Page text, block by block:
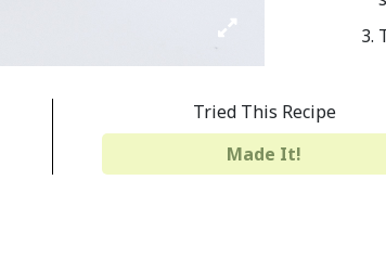
Tried This Recipe
Made It!